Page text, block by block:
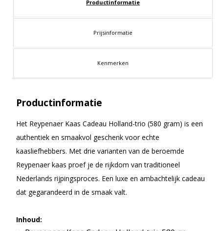
Productinformatie
Prijsinformatie
Kenmerken
Productinformatie
Het Reypenaer Kaas Cadeau Holland-trio (580 gram) is een
authentiek en smaakvol geschenk voor echte
kaasliefhebbers. Met drie varianten van de beroemde
Reypenaer kaas proef je de rijkdom van traditioneel
Nederlands rijpingsproces. Een luxe en ambachtelijk cadeau
dat gegarandeerd in de smaak valt.
Inhoud: